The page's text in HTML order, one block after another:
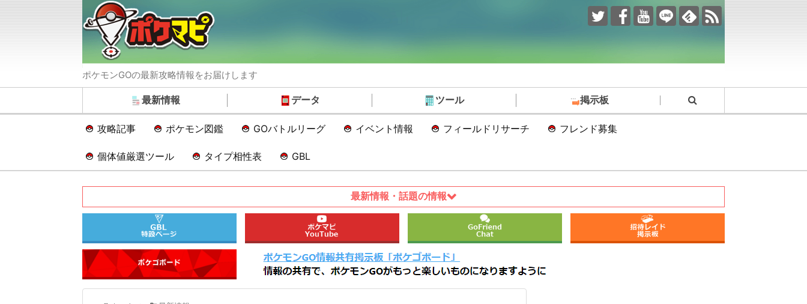
ポケモンGOの最新攻略情報をお届けします
最新情報 データ ツール 掲示板
攻略記事 ポケモン図鑑 GOバトルリーグ イベント情報 フィールドリサーチ フレンド募集
個体値厳選ツール タイプ相性表 GBL
最新情報・話題の情報